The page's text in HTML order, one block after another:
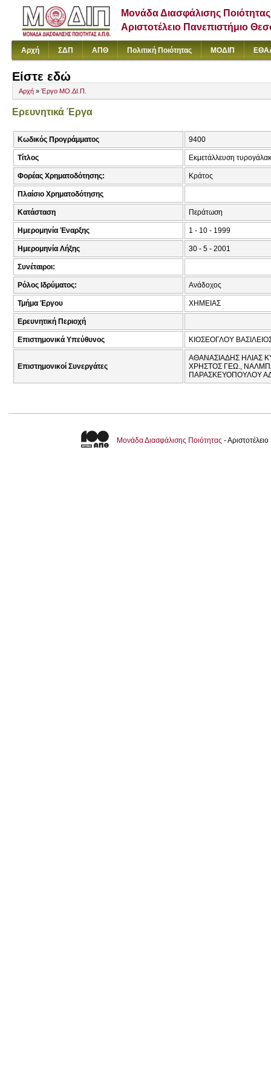
Μονάδα Διασφάλισης Ποιότητας
Αριστοτέλειο Πανεπιστήμιο
Αρχή ΣΔΠ ΑΠΘ Πολιτική Ποιότητας ΜΟΔΙΠ
Είστε εδώ
Αρχή » Έργο ΜΟ.ΔΙ.Π.
Ερευνητικά Έργα
Κωδικός Προγράμματος 9400
Τίτλος Εκμετάλλευση
Φορέας Χρηματοδότησης: Κράτος
Πλαίσιο Χρηματοδότησης
Κατάσταση Περάτωση
Ημερομηνία Έναρξης 1 - 10 - 1999
Ημερομηνία Λήξης 30 - 5 - 2001
Συνέταιροι:
Ρόλος Ιδρύματος: Ανάδοχος
Τμήμα Έργου ΧΗΜΕΙΑΣ
Ερευνητική Περιοχή
Επιστημονικά Υπεύθυνος ΚΙΟΣΕΟΓΛΟΥ
Επιστημονικοί Συνεργάτες
ΑΘΑΝΑΣΙΑΔΗΣ ΗΛΙΑΣ
ΧΡΗΣΤΟΣ ΓΕΩ.,
ΠΑΡΑΣΚΕΥΟΠΟΥΛΟΥ
Μονάδα Διασφάλισης Ποιότητας -